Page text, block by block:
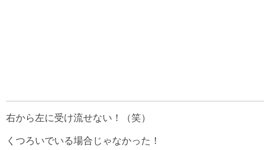
右から左に受け流せない！（笑）
くつろいでいる場合じゃなかった！